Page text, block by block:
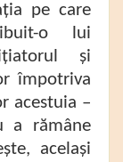
pe care
o lui
și
împotriva
acestuia –
a rămâne
același